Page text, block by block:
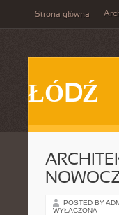
Strona główna
ŁÓDŹ
POSTED BY
WYŁĄCZONA